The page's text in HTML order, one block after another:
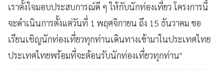
เราตั้งใจมอบประสบการณ์ดี ๆ ให้กับนักท่องเที่ยว โครงการนี้
จะดำเนินการตั้งแต่วันที่ 1 พฤศจิกายน ถึง 15 ธันวาคม ขอ
เรียนเชิญนักท่องเที่ยวทุกท่านเดินทางเข้ามาในประเทศไทย
ประเทศไทยพร้อมที่จะต้อนรับนักท่องเที่ยวทุกท่าน"